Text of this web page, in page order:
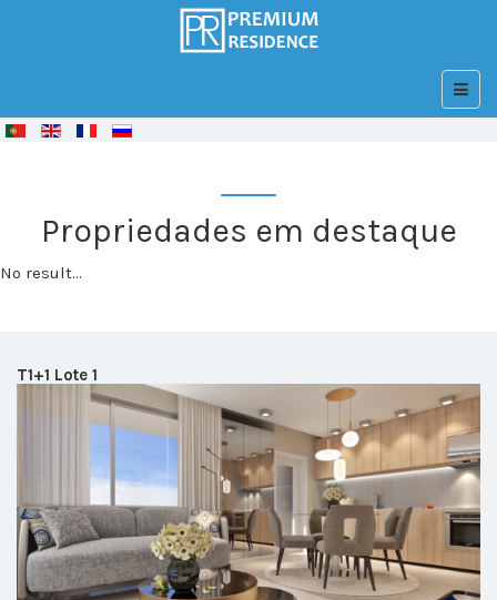
© FreeJoomla! 3 Modules
Propriedades em destaque
No result...
T1+1 Lote 1